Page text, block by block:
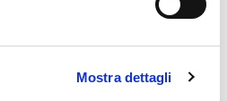
Mostra dettagli